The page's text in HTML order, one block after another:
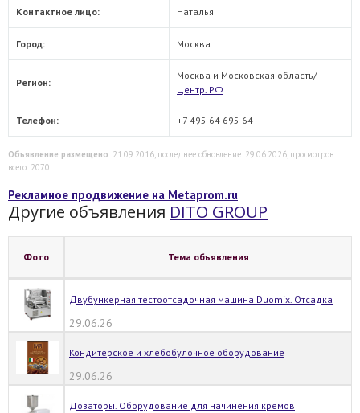
Контактное лицо: Наталья
Город: Москва
Регион:
Москва и Московская область/
Центр. РФ
Телефон: +7 495 64 695 64
Объявление размещено: 21.09.2016, последнее обновление: 29.06.2026, просмотров
всего: 2070.
Рекламное продвижение на Metaprom.ru
Другие объявления DITO GROUP
Фото Тема объявления
Двубункерная тестоотсадочная машина Duomix. Отсадка
29.06.26
Кондитерское и хлебобулочное оборудование
29.06.26
Дозаторы. Оборудование для начинения кремов